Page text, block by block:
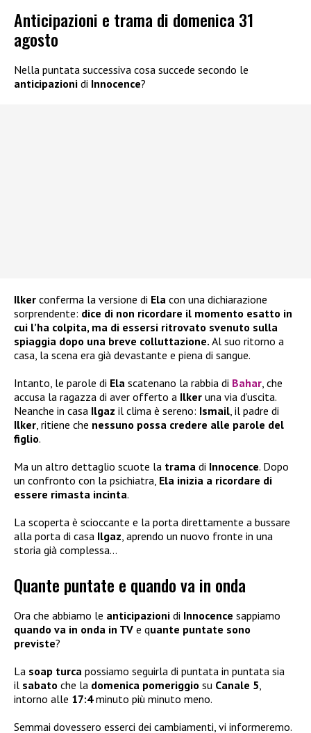
Anticipazioni e trama di domenica 31
agosto
Nella puntata successiva cosa succede secondo le
anticipazioni di Innocence?
Ilker conferma la versione di Ela con una dichiarazione
sorprendente: dice di non ricordare il momento esatto in
cui l’ha colpita, ma di essersi ritrovato svenuto sulla
spiaggia dopo una breve colluttazione. Al suo ritorno a
casa, la scena era già devastante e piena di sangue.
Intanto, le parole di Ela scatenano la rabbia di Bahar , che
accusa la ragazza di aver offerto a Ilker una via d’uscita.
Neanche in casa Ilgaz il clima è sereno: Ismail , il padre di
Ilker , ritiene che nessuno possa credere alle parole del
figlio.
Ma un altro dettaglio scuote la trama di Innocence. Dopo
un confronto con la psichiatra, Ela inizia a ricordare di
essere rimasta incinta.
La scoperta è scioccante e la porta direttamente a bussare
alla porta di casa Ilgaz , aprendo un nuovo fronte in una
storia già complessa…
Quante puntate e quando va in onda
Ora che abbiamo le anticipazioni di Innocence sappiamo
quando va in onda in TV e quante puntate sono
previste?
La soap turca possiamo seguirla di puntata in puntata sia
il sabato che la domenica pomeriggio su Canale 5,
intorno alle 17:4minuto più minuto meno.
Semmai dovessero esserci dei cambiamenti, vi informeremo.